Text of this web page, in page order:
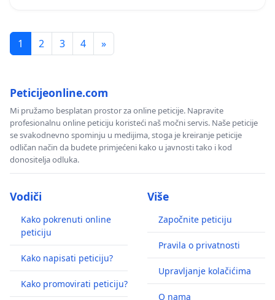
1 2 3 4 »
Peticijeonline.com
Mi pružamo besplatan prostor za online peticije. Napravite
profesionalnu online peticiju koristeći naš močni servis. Naše peticije
se svakodnevno spominju u medijima, stoga je kreiranje peticije
odličan način da budete primjećeni kako u javnosti tako i kod
donositelja odluka.
Vodiči
Kako pokrenuti online
peticiju
Kako napisati peticiju?
Kako promovirati peticiju?
Više
Započnite peticiju
Pravila o privatnosti
Upravljanje kolačićima
O nama